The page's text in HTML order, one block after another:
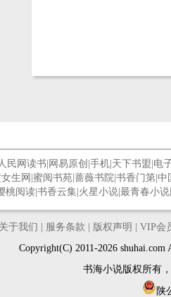
民网读书 网易原创 手机 天下书盟 电
生网 蜜阅书苑 蔷薇书院 书香门第 中
桃阅读 书香云集 火星小说 最青春小
关于我们 服务条款 版权声明
VIP会
Copyright(C) 2011-2026
书海小说版权所有
陕